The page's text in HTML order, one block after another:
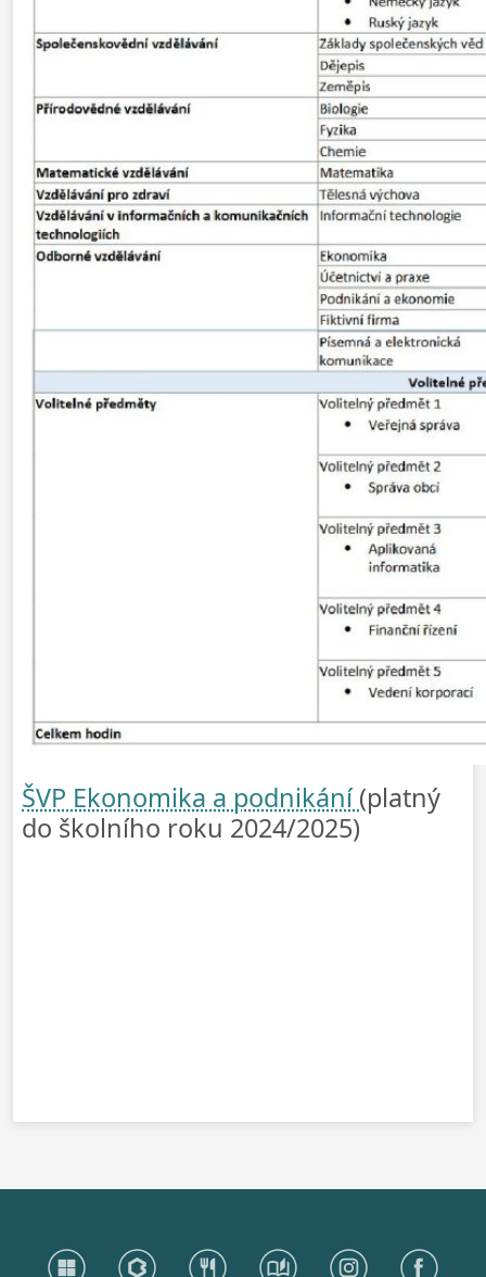
ŠVP Ekonomika a podnikání(platný
do školního roku 2024/2025)